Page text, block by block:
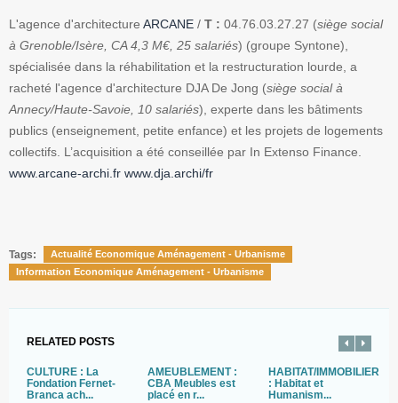
L'agence d'architecture ARCANE / T : 04.76.03.27.27 (siège social
à Grenoble/Isère, CA 4,3 M€, 25 salariés) (groupe Syntone),
spécialisée dans la réhabilitation et la restructuration lourde, a
racheté l'agence d'architecture DJA De Jong (siège social à
Annecy/Haute-Savoie, 10 salariés), experte dans les bâtiments
publics (enseignement, petite enfance) et les projets de logements
collectifs. L’acquisition a été conseillée par In Extenso Finance.
www.arcane-archi.fr www.dja.archi/fr
Tags:
Actualité Economique Aménagement - Urbanisme
Information Economique Aménagement - Urbanisme
RELATED POSTS
CULTURE : La
Fondation Fernet-
Branca ach...
AMEUBLEMENT :
CBA Meubles est
placé en r...
HABITAT/IMMOBILIER
: Habitat et
Humanism...